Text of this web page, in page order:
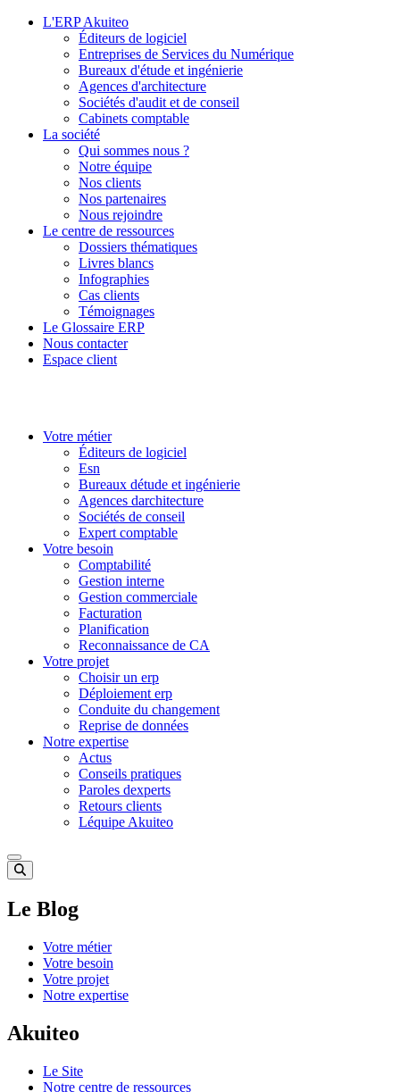
L'ERP Akuiteo
Éditeurs de logiciel
Entreprises de Services du Numérique
Bureaux d'étude et ingénierie
Agences d'architecture
Sociétés d'audit et de conseil
Cabinets comptable
La société
Qui sommes nous ?
Notre équipe
Nos clients
Nos partenaires
Nous rejoindre
Le centre de ressources
Dossiers thématiques
Livres blancs
Infographies
Cas clients
Témoignages
Le Glossaire ERP
Nous contacter
Espace client
Votre métier
Éditeurs de logiciel
Esn
Bureaux détude et ingénierie
Agences darchitecture
Sociétés de conseil
Expert comptable
Votre besoin
Comptabilité
Gestion interne
Gestion commerciale
Facturation
Planification
Reconnaissance de CA
Votre projet
Choisir un erp
Déploiement erp
Conduite du changement
Reprise de données
Notre expertise
Actus
Conseils pratiques
Paroles dexperts
Retours clients
Léquipe Akuiteo
Le Blog
Votre métier
Votre besoin
Votre projet
Notre expertise
Akuiteo
Le Site
Notre centre de ressources